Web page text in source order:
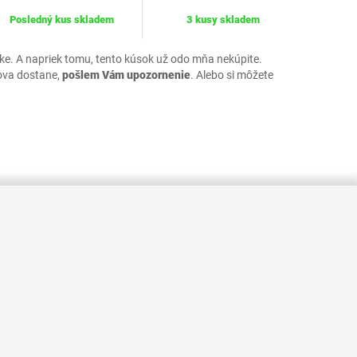
A napriek tomu, tento kúsok už odo mňa nekúpite.
dostane, pošlem Vám upozornenie. Alebo si môžete
Posledný kus skladem 3 kusy skladem